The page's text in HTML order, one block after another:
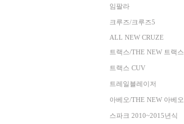
임팔라
크루즈/크루즈5
ALL NEW CRUZE
트랙스/THE NEW 트랙스
트랙스 CUV
트레일블레이저
아베오/THE NEW 아베오
스파크 2010~2015년식